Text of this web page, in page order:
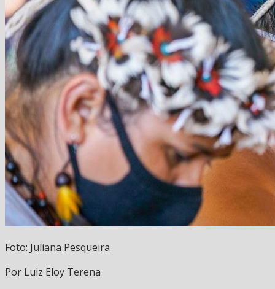
Foto: Juliana Pesqueira
Por Luiz Eloy Terena